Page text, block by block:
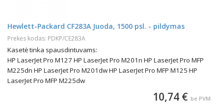
Hewlett-Packard CF283A Juoda, 1500 psl. - pildymas
Prekės kodas: PDKP/CE283A
Kasetė tinka spausdintuvams:
HP LaserJet Pro M127 HP LaserJet Pro M201n HP LaserJet Pro MFP
M225dn HP LaserJet Pro M201dw HP LaserJet Pro MFP M125 HP
LaserJet Pro MFP M225dw
10,74 € be PVM